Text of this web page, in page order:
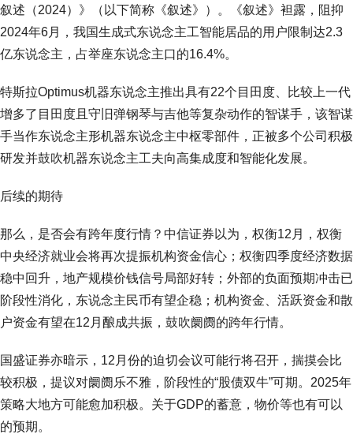
叙述（2024）》（以下简称《叙述》）。《叙述》袒露，阻抑
2024年6月，我国生成式东说念主工智能居品的用户限制达2.3
亿东说念主，占举座东说念主口的16.4%。
特斯拉Optimus机器东说念主推出具有22个目田度、比较上一代
增多了目田度且守旧弹钢琴与吉他等复杂动作的智谋手，该智谋
手当作东说念主形机器东说念主中枢零部件，正被多个公司积极
研发并鼓吹机器东说念主工夫向高集成度和智能化发展。
后续的期待
那么，是否会有跨年度行情？中信证券以为，权衡12月，权衡
中央经济就业会将再次提振机构资金信心；权衡四季度经济数据
稳中回升，地产规模价钱信号局部好转；外部的负面预期冲击已
阶段性消化，东说念主民币有望企稳；机构资金、活跃资金和散
户资金有望在12月酿成共振，鼓吹阛阓的跨年行情。
国盛证券亦暗示，12月份的迫切会议可能行将召开，揣摸会比
较积极，提议对阛阓乐不雅，阶段性的“股债双牛”可期。2025年
策略大地方可能愈加积极。关于GDP的蓄意，物价等也有可以
的预期。